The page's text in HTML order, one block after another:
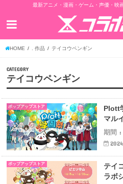
最新アニメ・漫画・ゲーム・声優・映
HOME . 作品 テイコウペンギン
CATEGORY
テイコウペンギン
ポップアップストア
Plott
マル
期間 :
ポップアップストア
テイ
ラボ